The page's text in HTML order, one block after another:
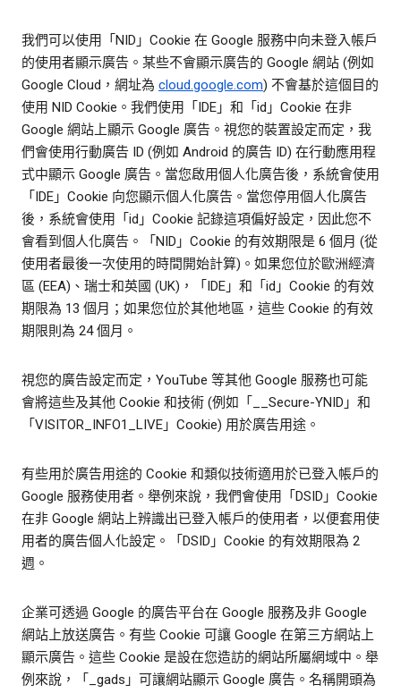
我們可以使用「NID」Cookie 在 Google 服務中向未登入帳戶
的使用者顯示廣告。某些不會顯示廣告的 Google 網站 (例如
Google Cloud，網址為 cloud.google.com) 不會基於這個目的
使用 NID Cookie。我們使用「IDE」和「id」Cookie 在非
Google 網站上顯示 Google 廣告。視您的裝置設定而定，我
們會使用行動廣告 ID (例如 Android 的廣告 ID) 在行動應用程
式中顯示 Google 廣告。當您啟用個人化廣告後，系統會使用
「IDE」Cookie 向您顯示個人化廣告。當您停用個人化廣告
後，系統會使用「id」Cookie 記錄這項偏好設定，因此您不
會看到個人化廣告。「NID」Cookie 的有效期限是 6 個月 (從
使用者最後一次使用的時間開始計算)。如果您位於歐洲經濟
區 (EEA)、瑞士和英國 (UK)，「IDE」和「id」Cookie 的有效
期限為 13 個月；如果您位於其他地區，這些 Cookie 的有效
期限則為 24 個月。
視您的廣告設定而定，YouTube 等其他 Google 服務也可能
會將這些及其他 Cookie 和技術 (例如「__Secure-YNID」和
「VISITOR_INFO1_LIVE」Cookie) 用於廣告用途。
有些用於廣告用途的 Cookie 和類似技術適用於已登入帳戶的
Google 服務使用者。舉例來說，我們會使用「DSID」Cookie
在非 Google 網站上辨識出已登入帳戶的使用者，以便套用使
用者的廣告個人化設定。「DSID」Cookie 的有效期限為 2
週。
企業可透過 Google 的廣告平台在 Google 服務及非 Google
網站上放送廣告。有些 Cookie 可讓 Google 在第三方網站上
顯示廣告。這些 Cookie 是設在您造訪的網站所屬網域中。舉
例來說，「_gads」可讓網站顯示 Google 廣告。名稱開頭為